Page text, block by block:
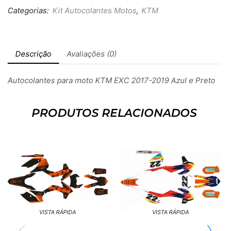
Categorias: Kit Autocolantes Motos, KTM
Descrição Avaliações (0)
Autocolantes para moto KTM EXC 2017-2019 Azul e Preto
PRODUTOS RELACIONADOS
VISTA RÁPIDA VISTA RÁPIDA